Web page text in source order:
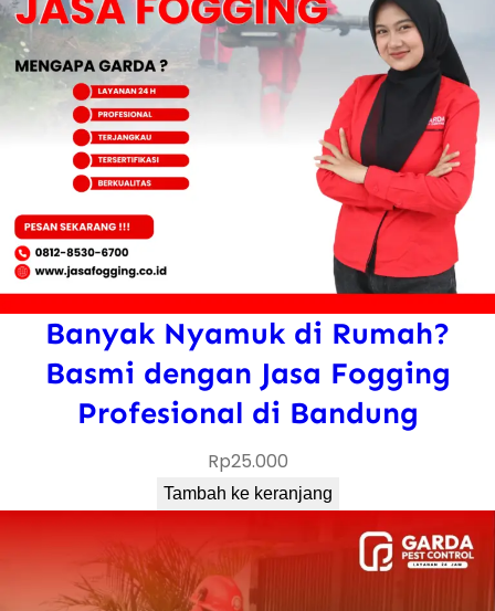
Banyak Nyamuk di Rumah?
Basmi dengan Jasa Fogging
Profesional di Bandung
Rp25.000
Tambah ke keranjang